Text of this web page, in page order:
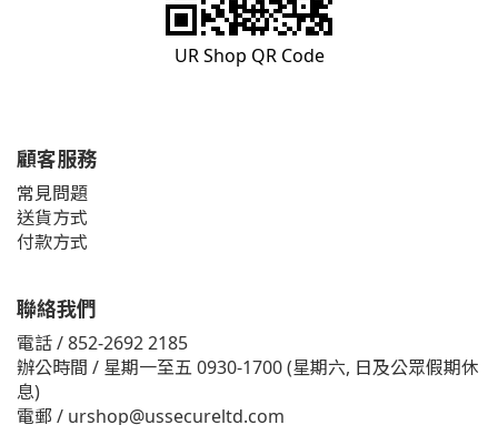
UR Shop QR Code
顧客服務
常見問題
送貨方式
付款方式
聯絡我們
電話 / 852-2692 2185
辦公時間 / 星期一至五 0930-1700 (星期六, 日及公眾假期休
息)
電郵 / urshop@ussecureltd.com